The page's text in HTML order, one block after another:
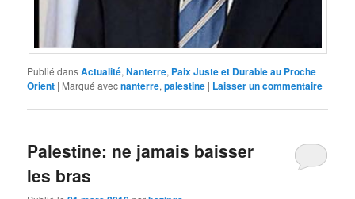
Publié dansActualité,Nanterre, Paix Juste et Durable au Proche
Orient | Marqué avecnanterre,palestine | Laisser un commentaire
Palestine: ne jamais baisser
les bras